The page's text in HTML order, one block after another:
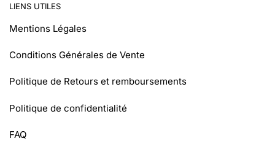
LIENS UTILES
Mentions Légales
Conditions Générales de Vente
Politique de Retours et remboursements
Politique de confidentialité
FAQ